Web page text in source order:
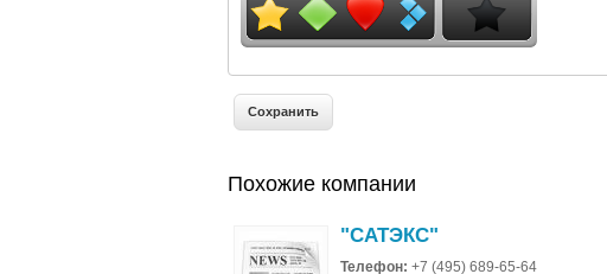
Похожие компании
"САТЭКС"
Телефон: +7 (495) 689-65-64